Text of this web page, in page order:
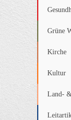
Grüne
Kirche
Kultur
Land-